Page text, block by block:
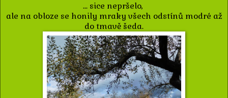
... sice nepršelo,
ale na obloze se honily mraky všech odstínů modré až
do tmavě šeda.